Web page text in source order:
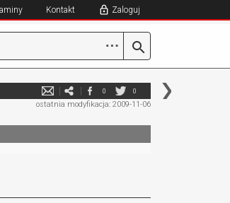
Kontakt Zaloguj
⋯
0 0
ostatnia modyfikacja: 2009-11-06